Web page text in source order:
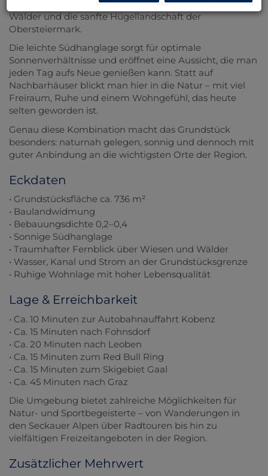
findet: einen beeindruckenden Fernblick über Wiesen,
Wälder und die sanfte Hügellandschaft der
Obersteiermark.
Die leichte Südhanglage sorgt für optimale
Sonnenverhältnisse und eröffnet eine Aussicht, die man
jeden Tag aufs Neue genießen kann. Statt auf
Nachbarhäuser blickt man hier in die Natur – mit viel
Freiraum, Ruhe und einem Wohngefühl, das heute
selten geworden ist.
Genau diese Kombination macht das Grundstück
besonders: naturnah gelegen, sonnig und dennoch mit
guter Anbindung an die wichtigsten Orte der Region.
Eckdaten
• Grundstücksfläche ca. 736 m²
• Baulandwidmung
• Bebauungsdichte 0,2–0,4
• Sonnige Südhanglage
• Traumhafter Fernblick über Wiesen und Wälder
• Wasser, Kanal und Strom an der Grundstücksgrenze
• Ruhige Wohnlage mit hoher Lebensqualität
Lage & Erreichbarkeit
• Ca. 10 Minuten zur Autobahnauffahrt Kobenz
• Ca. 15 Minuten nach Fohnsdorf
• Ca. 20 Minuten nach Leoben
• Ca. 15 Minuten zum Red Bull Ring
• Ca. 15 Minuten zum Skigebiet Gaal
• Ca. 45 Minuten nach Graz
Die Umgebung bietet zahlreiche Möglichkeiten für
Natur- und Sportbegeisterte – von Wanderungen in
den Seckauer Alpen über Radtouren bis hin zu
vielfältigen Freizeitangeboten in der Region.
Zusätzlicher Mehrwert